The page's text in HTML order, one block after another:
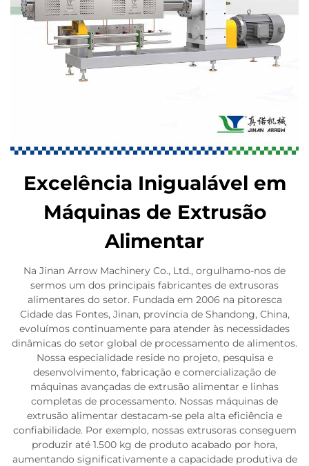
Excelência Inigualável em
Máquinas de Extrusão
Alimentar
Na Jinan Arrow Machinery Co., Ltd., orgulhamo-nos de
sermos um dos principais fabricantes de extrusoras
alimentares do setor. Fundada em 2006 na pitoresca
Cidade das Fontes, Jinan, província de Shandong, China,
evoluímos continuamente para atender às necessidades
dinâmicas do setor global de processamento de alimentos.
Nossa especialidade reside no projeto, pesquisa e
desenvolvimento, fabricação e comercialização de
máquinas avançadas de extrusão alimentar e linhas
completas de processamento. Nossas máquinas de
extrusão alimentar destacam-se pela alta eficiência e
confiabilidade. Por exemplo, nossas extrusoras conseguem
produzir até 1.500 kg de produto acabado por hora,
aumentando significativamente a capacidade produtiva de